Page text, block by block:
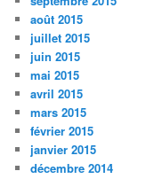
août 2015
juillet 2015
juin 2015
mai 2015
avril 2015
mars 2015
février 2015
janvier 2015
décembre 2014